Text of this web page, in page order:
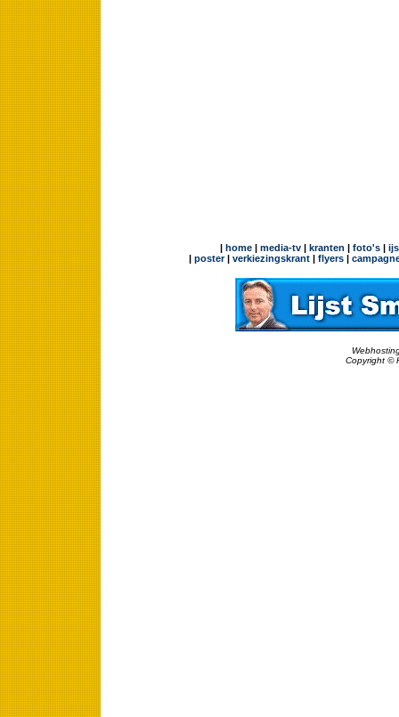
| home| media-tv| kranten | foto's|
| poster| verkiezingskrant | flyers |
Copyright ©